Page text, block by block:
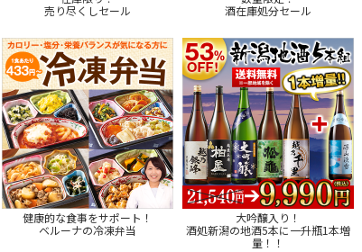
売り尽くしセール
酒在庫処分セール
健康的な食事をサポート！
ベルーナの冷凍弁当
大吟醸入り！
酒処新潟の地酒5本に一升瓶1本増
量！！